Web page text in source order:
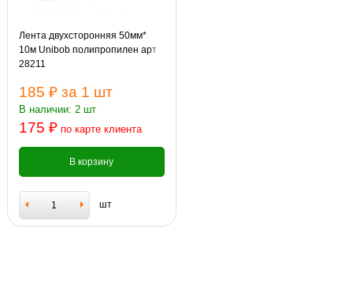
Лента двухсторонняя 50мм*
10м Unibob полипропилен арт
28211
185 ₽ за 1 шт
В наличии: 2 шт
175 ₽ по карте клиента
В корзину
шт